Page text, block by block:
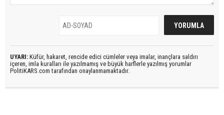
UYARI: Küfür, hakaret, rencide edici cümleler veya imalar, inançlara saldırı
içeren, imla kuralları ile yazılmamış ve büyük harflerle yazılmış yorumlar
PolitiKARS.com tarafından onaylanmamaktadır.